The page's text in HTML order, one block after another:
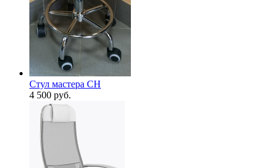
Стул мастера CH
4 500 руб.